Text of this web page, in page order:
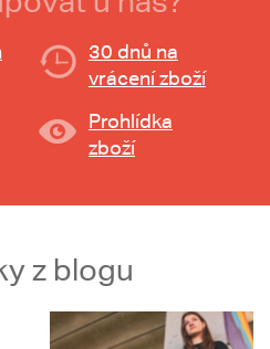
30 dnů na
vrácení zboží
Prohlídka
zboží
z blogu